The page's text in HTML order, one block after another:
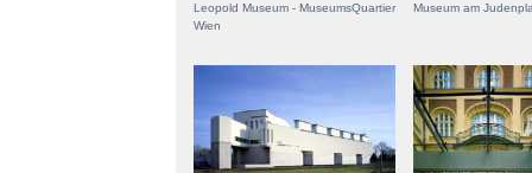
Leopold Museum - MuseumsQuartier
Wien
Museum am